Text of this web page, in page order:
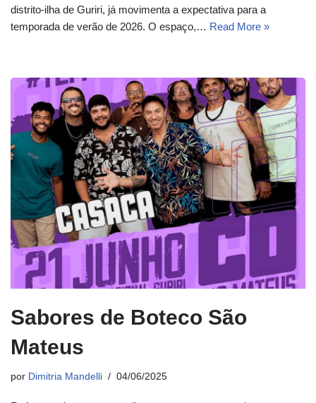
distrito-ilha de Guriri, já movimenta a expectativa para a
temporada de verão de 2026. O espaço,… Read More »
Sabores de Boteco São
Mateus
por Dimitria Mandelli 04/06/2025